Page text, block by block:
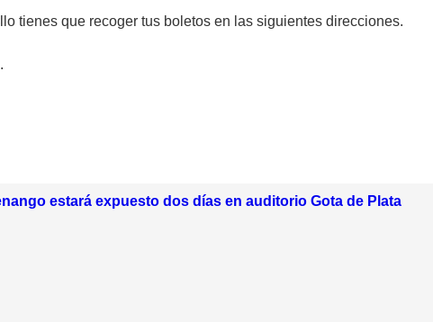
tienes que recoger tus boletos en las siguientes direcciones.
estará expuesto dos días en auditorio Gota de Plata